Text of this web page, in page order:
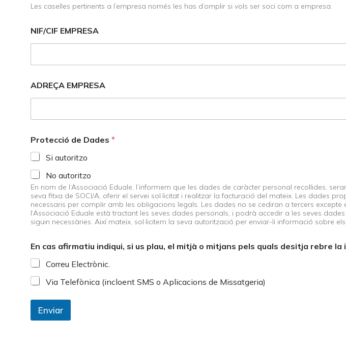
Les caselles pertinents a l’empresa només les has d’omplir si vols ser soci com a empresa.
NIF/CIF EMPRESA
ADREÇA EMPRESA
Protecció de Dades *
Si autoritzo
No autoritzo
En nom de l‘Associació Eduale, l’informem que les dades de caràcter personal recollides,
seva fitxa de SOCI/A, oferir el servei sol·licitat i realitzar la facturació del mateix. Les dades
necessaris per complir amb les obligacions legals. Les dades no se cediran a tercers
l‘Associació Eduale està tractant les seves dades personals, i podrà accedir a les seves
siguin necessàries. Així mateix, sol·licitem la seva autorització per enviar-li informació sobre
En cas afirmatiu indiqui, si us plau, el mitjà o mitjans pels quals desitja rebre la
Correu Electrònic.
Via Telefònica (incloent SMS o Aplicacions de Missatgeria)
Enviar